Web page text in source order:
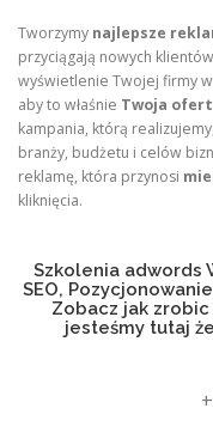
Tworzymy najlepsze
przyciągają nowych
wyświetlenie Twojej firmy
aby to właśnie Twoja
kampania, którą
branży, budżetu i celów
reklamę, która przynosi
kliknięcia.
Szkolenia adwords
SEO,
Zobacz jak
jesteśmy tutaj